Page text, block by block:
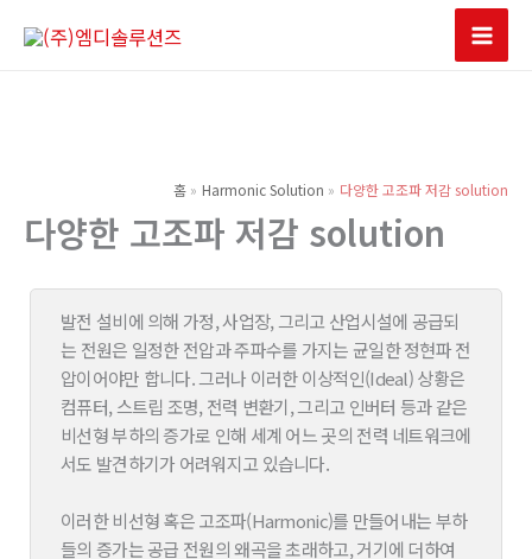
Main
홈 Harmonic Solution 다양한 고조파 저감 solution
다양한 고조파 저감 solution
발전 설비에 의해 가정, 사업장, 그리고 산업시설에 공급되
는 전원은 일정한 전압과 주파수를 가지는 균일한 정현파 전
압이어야만 합니다. 그러나 이러한 이상적인(Ideal) 상황은
컴퓨터, 스트립 조명, 전력 변환기, 그리고 인버터 등과 같은
비선형 부하의 증가로 인해 세계 어느 곳의 전력 네트워크에
서도 발견하기가 어려워지고 있습니다.
이러한 비선형 혹은 고조파(Harmonic)를 만들어내는 부하
들의 증가는 공급 전원의 왜곡을 초래하고, 거기에 더하여